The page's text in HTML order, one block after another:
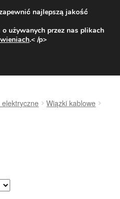
od 31 zł
800 003 167
Wiązki kablowe
najlepszą jakość
używanych przez nas plikach
.< /p>